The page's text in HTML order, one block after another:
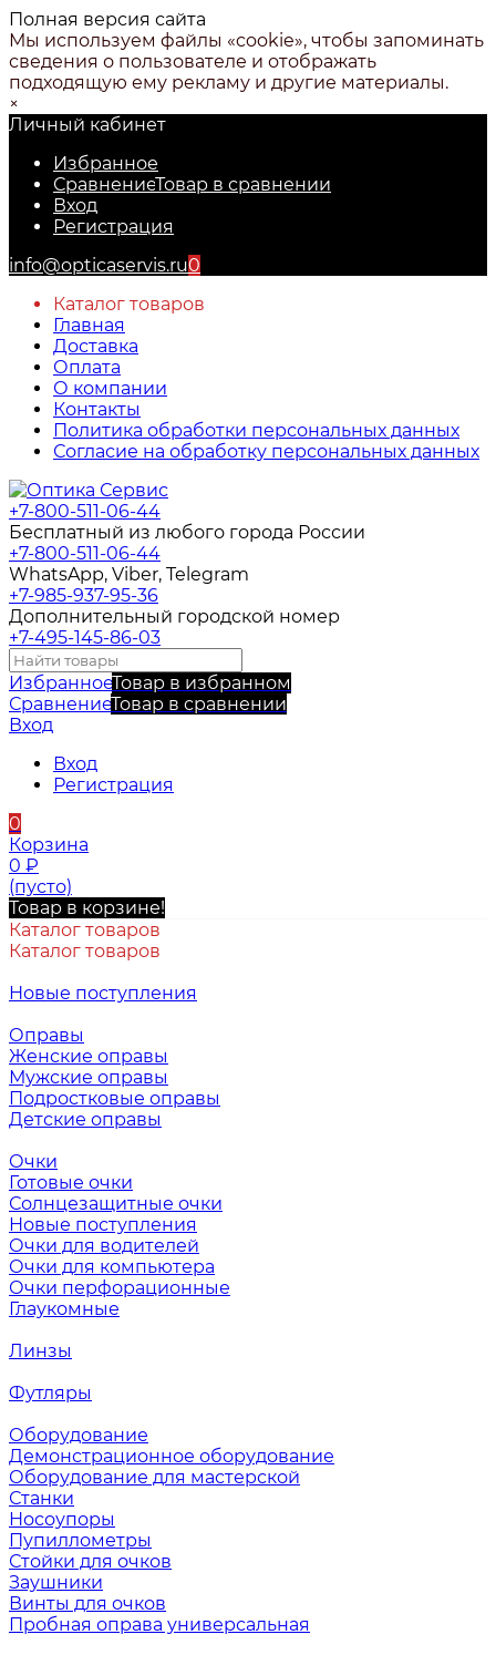
Полная версия сайта
Мы используем файлы «cookie», чтобы запоминать
сведения о пользователе и отображать
подходящую ему рекламу и другие материалы.
×
Личный кабинет
Избранное
СравнениеТовар в сравнении
Вход
Регистрация
info@opticaservis.ru0
Каталог товаров
Главная
Доставка
Оплата
О компании
Контакты
Политика обработки персональных данных
Согласие на обработку персональных данных
+7-800-511-06-44
Бесплатный из любого города России
+7-800-511-06-44
WhatsApp, Viber, Telegram
+7-985-937-95-36
Дополнительный городской номер
+7-495-145-86-03
ИзбранноеТовар в избранном
СравнениеТовар в сравнении
Вход
Вход
Регистрация
0
Корзина
0 ₽
(пусто)
Товар в корзине!
Каталог товаров
Каталог товаров
Новые поступления
Оправы
Женские оправы
Мужские оправы
Подростковые оправы
Детские оправы
Очки
Готовые очки
Солнцезащитные очки
Новые поступления
Очки для водителей
Очки для компьютера
Очки перфорационные
Глаукомные
Линзы
Футляры
Оборудование
Демонстрационное оборудование
Оборудование для мастерской
Станки
Носоупоры
Пупиллометры
Стойки для очков
Заушники
Винты для очков
Пробная оправа универсальная